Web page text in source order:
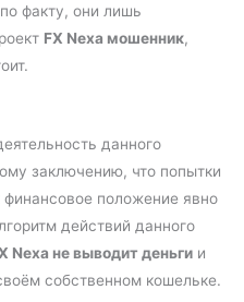
факту, они лишь
FX Nexa мошенник,
данного
заключению, что попытки
положение явно
действий данного
Nexa не выводит деньги и
собственном кошельке.